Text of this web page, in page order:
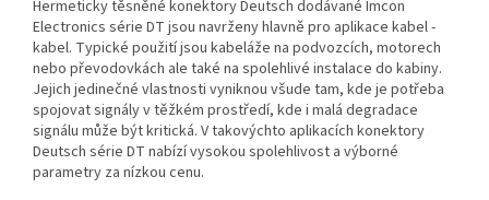
Hermeticky těsněné konektory Deutsch dodávané Imcon
Electronics série DT jsou navrženy hlavně pro aplikace kabel -
kabel. Typické použití jsou kabeláže na podvozcích, motorech
nebo převodovkách ale také na spolehlivé instalace do kabiny.
Jejich jedinečné vlastnosti vyniknou všude tam, kde je potřeba
spojovat signály v těžkém prostředí, kde i malá degradace
signálu může být kritická. V takovýchto aplikacích konektory
Deutsch série DT nabízí vysokou spolehlivost a výborné
parametry za nízkou cenu.